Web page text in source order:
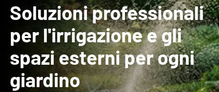
Soluzioni professionali
per l'irrigazione e gli
spazi esterni per ogni
giardino